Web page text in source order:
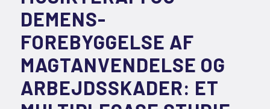
DEMENS-
FOREBYGGELSE AF
MAGTANVENDELSE OG
ARBEJDSSKADER: ET